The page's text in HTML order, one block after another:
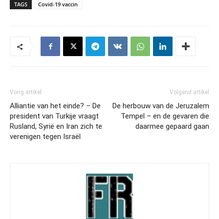
TAGS Covid-19 vaccin
Vorig artikel
Alliantie van het einde? – De
president van Turkije vraagt
Rusland, Syrië en Iran zich te
verenigen tegen Israël
Volgend artikel
De herbouw van de Jeruzalem
Tempel – en de gevaren die
daarmee gepaard gaan